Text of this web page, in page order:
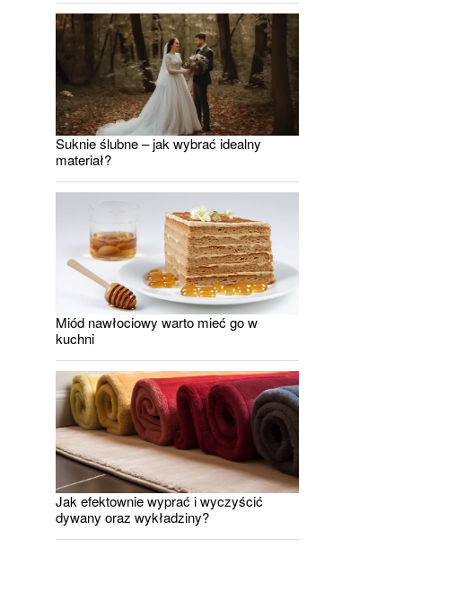
Suknie ślubne – jak wybrać idealny
materiał?
Miód nawłociowy warto mieć go w
kuchni
Jak efektownie wyprać i wyczyścić
dywany oraz wykładziny?